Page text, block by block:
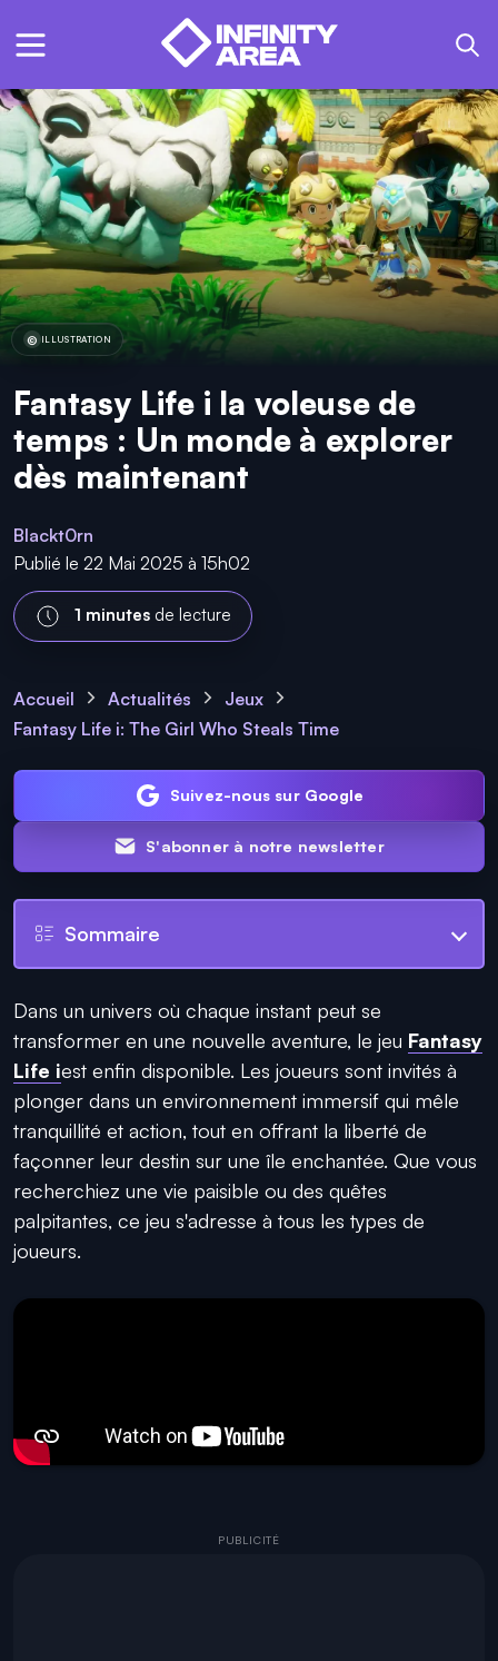
ILLUSTRATION
Fantasy Life i la voleuse de
temps : Un monde à explorer
dès maintenant
Blackt0rn
Publié le 22 Mai 2025 à 15h02
1 minutes de lecture
Accueil Actualités
Jeux
Fantasy Life i: The Girl Who Steals Time
Suivez-nous sur Google
S'abonner à notre newsletter
Sommaire
Dans un univers où chaque instant peut se
transformer en une nouvelle aventure, le jeu Fantasy
Life iest enfin disponible. Les joueurs sont invités à
plonger dans un environnement immersif qui mêle
tranquillité et action, tout en offrant la liberté de
façonner leur destin sur une île enchantée. Que vous
recherchiez une vie paisible ou des quêtes
palpitantes, ce jeu s'adresse à tous les types de
joueurs.